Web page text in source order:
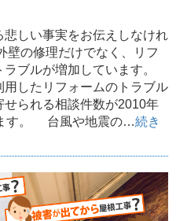
しい事実をお伝えしなけれ
の修理だけでなく、リフ
ブルが増加しています。
したリフォームのトラブル
られる相談件数が2010年
す。 台風や地震の…続き